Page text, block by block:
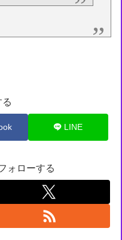
る
LINE
ォローする